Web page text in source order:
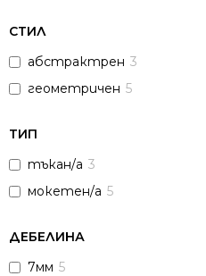
СТИЛ
абстрактрен 3
геометричен 5
ТИП
тъкан/а 3
мокетен/а 5
ДЕБЕЛИНА
7мм 5